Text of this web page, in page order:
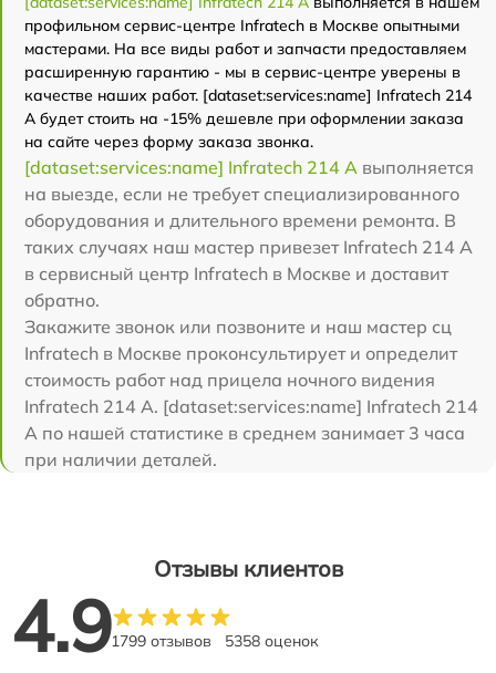
профильном сервис-центре Infratech в Москве опытными
мастерами. На все виды работ и запчасти предоставляем
расширенную гарантию - мы в сервис-центре уверены в
качестве наших работ. [dataset:services:name] Infratech 214
А будет стоить на -15% дешевле при оформлении заказа
на сайте через форму заказа звонка.
[dataset:services:name] Infratech 214 А выполняется
на выезде, если не требует специализированного
оборудования и длительного времени ремонта. В
таких случаях наш мастер привезет Infratech 214 А
в сервисный центр Infratech в Москве и доставит
обратно.
Закажите звонок или позвоните и наш мастер сц
Infratech в Москве проконсультирует и определит
стоимость работ над прицела ночного видения
Infratech 214 А. [dataset:services:name] Infratech 214
А по нашей статистике в среднем занимает 3 часа
при наличии деталей.
Отзывы клиентов
4.91799 отзывов 5358 оценок